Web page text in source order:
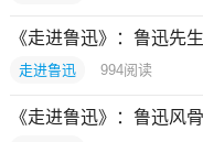
《走进鲁迅》：鲁迅先
走进鲁迅 994阅读
《走进鲁迅》：鲁迅风骨